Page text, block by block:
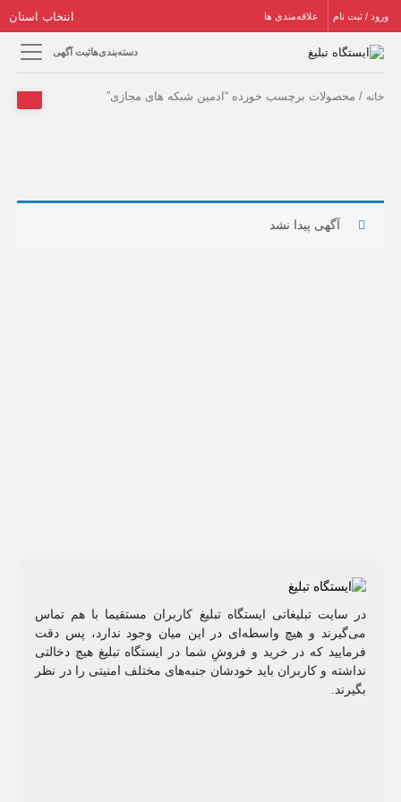
انتخاب استان ورود / ثبت نام علاقه‌مندی ها
دسته‌بندی‌هاثبت آگهی
خانه / محصولات برچسب خورده “ادمین شبکه های مجازی”
آگهی پیدا نشد
در سایت تبلیغاتی ایستگاه تبلیغ کاربران مستقیما با هم تماس
می‌گیرند و هیچ واسطه‌ای در این میان وجود ندارد، پس دقت
فرمایید که در خرید و فروشِ شما در ایستگاه تبلیغ هیچ دخالتی
نداشته و کاربران باید خودشان جنبه‌های مختلف امنیتی را در نظر
بگیرند.